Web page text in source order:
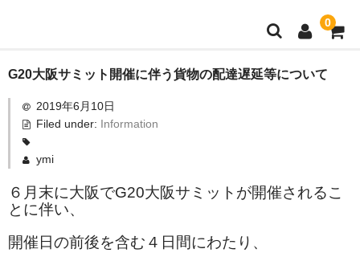
0
TOP
お知らせ
水澄まいるってなに？
よくあるご質問
G20大阪サミット開催に伴う貨物の配達遅延等について
2019年6月10日
Filed under: Information
ymi
６月末に大阪でG20大阪サミットが開催されるこ
とに伴い、
開催日の前後を含む４日間にわたり、